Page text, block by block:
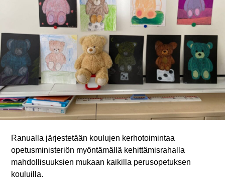
Ranualla järjestetään koulujen kerhotoimintaa
opetusministeriön myöntämällä kehittämisrahalla
mahdollisuuksien mukaan kaikilla perusopetuksen
kouluilla.